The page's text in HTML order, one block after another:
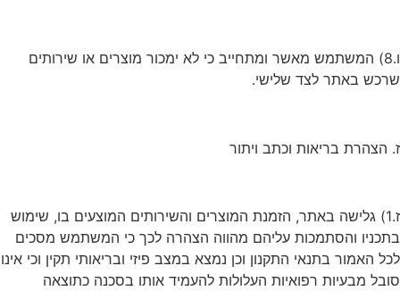
ו.8) המשתמש מאשר ומתחייב כי לא ימכור מוצרים או שירותים
שרכש באתר לצד שלישי.
ז. הצהרת בריאות וכתב ויתור
ז.1) גלישה באתר, הזמנת המוצרים והשירותים המוצעים בו, שימוש
בתכניו והסתמכות עליהם מהווה הצהרה לכך כי המשתמש מסכים
לכל האמור בתנאי התקנון וכן נמצא במצב פיזי ובריאותי תקין וכי אינו
סובל מבעיות רפואיות העלולות להעמיד אותו בסכנה כתוצאה